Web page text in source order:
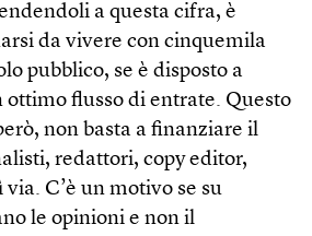
a questa cifra, è
da vivere con cinquemila
pubblico, se è disposto a
ottimo flusso di entrate. Questo
non basta a finanziare il
redattori, copy editor,
C’è un motivo se su
le opinioni e non il